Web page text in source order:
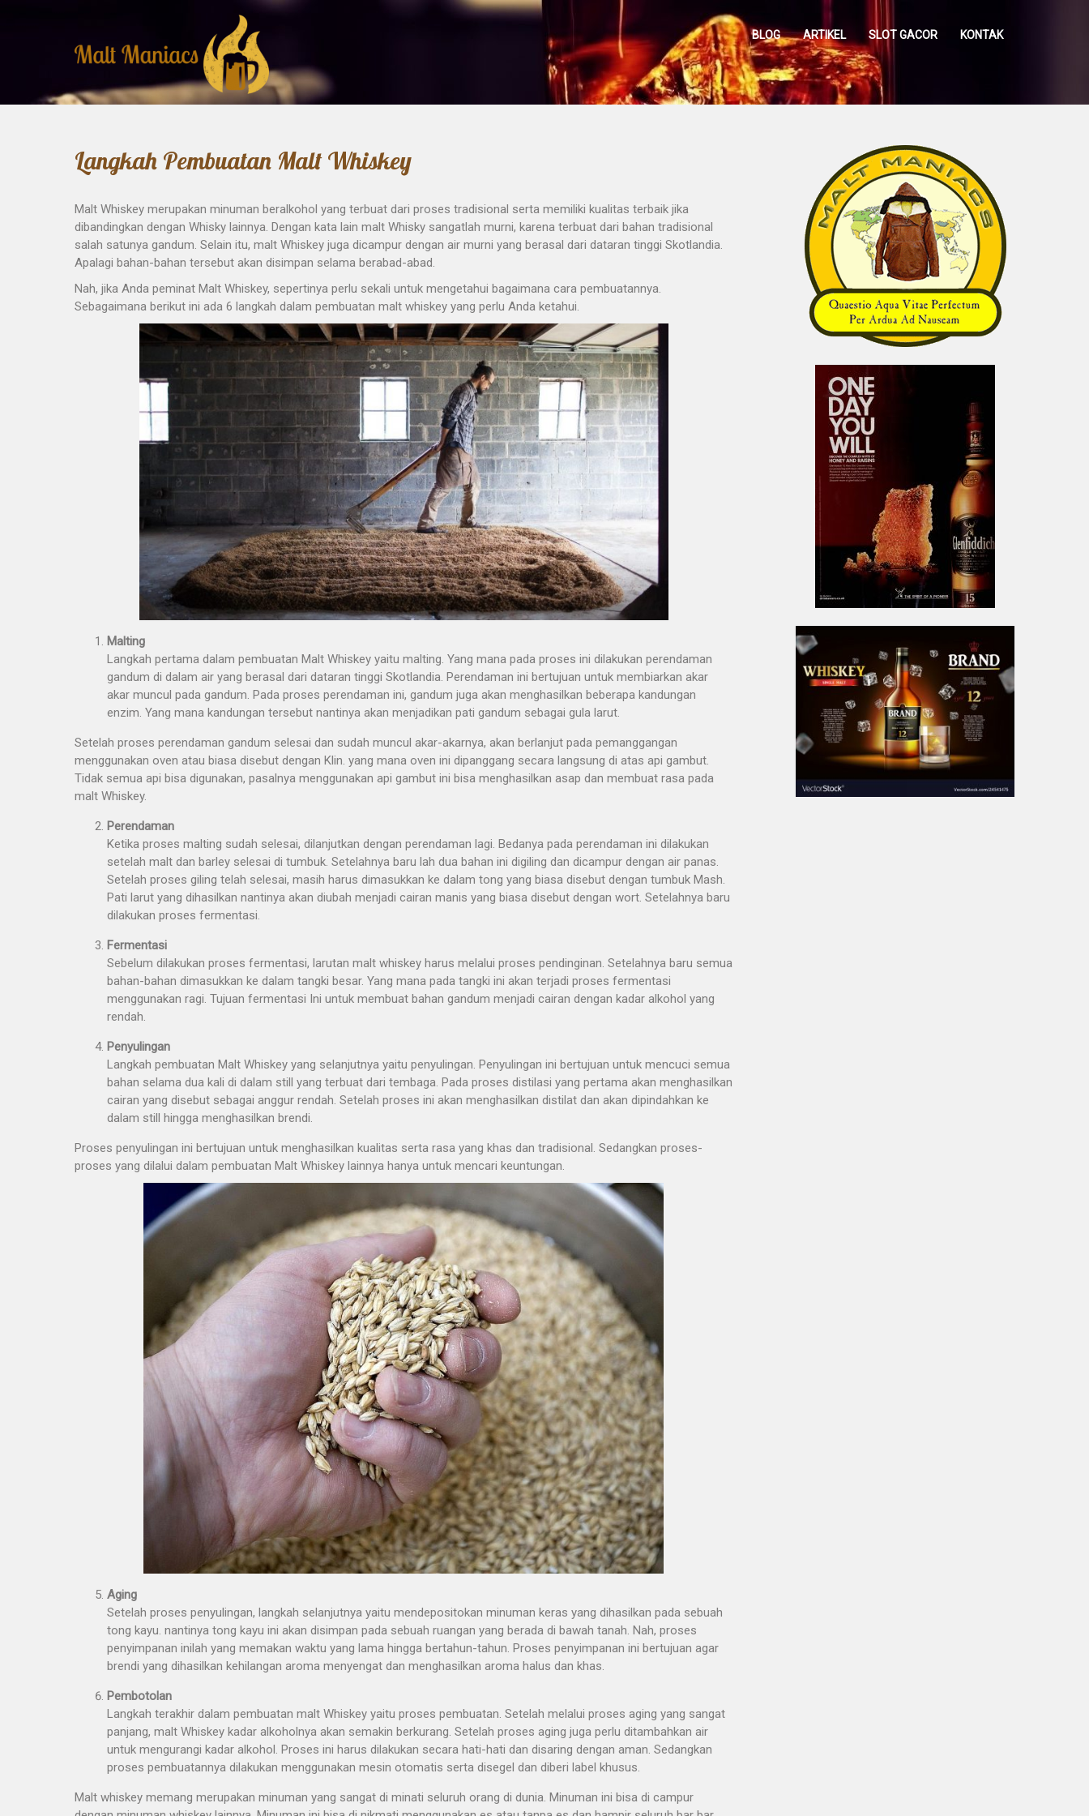
BLOG ARTIKEL SLOT GACOR KONTAK
Langkah Pembuatan Malt Whiskey
Malt Whiskey merupakan minuman beralkohol yang terbuat dari proses tradisional serta memiliki kualitas terbaik jika
dibandingkan dengan Whisky lainnya. Dengan kata lain malt Whisky sangatlah murni, karena terbuat dari bahan tradisional
salah satunya gandum. Selain itu, malt Whiskey juga dicampur dengan air murni yang berasal dari dataran tinggi Skotlandia.
Apalagi bahan-bahan tersebut akan disimpan selama berabad-abad.
Nah, jika Anda peminat Malt Whiskey, sepertinya perlu sekali untuk mengetahui bagaimana cara pembuatannya.
Sebagaimana berikut ini ada 6 langkah dalam pembuatan malt whiskey yang perlu Anda ketahui.
Malting
Langkah pertama dalam pembuatan Malt Whiskey yaitu malting. Yang mana pada proses ini dilakukan perendaman
gandum di dalam air yang berasal dari dataran tinggi Skotlandia. Perendaman ini bertujuan untuk membiarkan akar
akar muncul pada gandum. Pada proses perendaman ini, gandum juga akan menghasilkan beberapa kandungan
enzim. Yang mana kandungan tersebut nantinya akan menjadikan pati gandum sebagai gula larut.
Setelah proses perendaman gandum selesai dan sudah muncul akar-akarnya, akan berlanjut pada pemanggangan
menggunakan oven atau biasa disebut dengan Klin. yang mana oven ini dipanggang secara langsung di atas api gambut.
Tidak semua api bisa digunakan, pasalnya menggunakan api gambut ini bisa menghasilkan asap dan membuat rasa pada
malt Whiskey.
Perendaman
Ketika proses malting sudah selesai, dilanjutkan dengan perendaman lagi. Bedanya pada perendaman ini dilakukan
setelah malt dan barley selesai di tumbuk. Setelahnya baru lah dua bahan ini digiling dan dicampur dengan air panas.
Setelah proses giling telah selesai, masih harus dimasukkan ke dalam tong yang biasa disebut dengan tumbuk Mash.
Pati larut yang dihasilkan nantinya akan diubah menjadi cairan manis yang biasa disebut dengan wort. Setelahnya baru
dilakukan proses fermentasi.
Fermentasi
Sebelum dilakukan proses fermentasi, larutan malt whiskey harus melalui proses pendinginan. Setelahnya baru semua
bahan-bahan dimasukkan ke dalam tangki besar. Yang mana pada tangki ini akan terjadi proses fermentasi
menggunakan ragi. Tujuan fermentasi Ini untuk membuat bahan gandum menjadi cairan dengan kadar alkohol yang
rendah.
Penyulingan
Langkah pembuatan Malt Whiskey yang selanjutnya yaitu penyulingan. Penyulingan ini bertujuan untuk mencuci semua
bahan selama dua kali di dalam still yang terbuat dari tembaga. Pada proses distilasi yang pertama akan menghasilkan
cairan yang disebut sebagai anggur rendah. Setelah proses ini akan menghasilkan distilat dan akan dipindahkan ke
dalam still hingga menghasilkan brendi.
Proses penyulingan ini bertujuan untuk menghasilkan kualitas serta rasa yang khas dan tradisional. Sedangkan proses-
proses yang dilalui dalam pembuatan Malt Whiskey lainnya hanya untuk mencari keuntungan.
Aging
Setelah proses penyulingan, langkah selanjutnya yaitu mendepositokan minuman keras yang dihasilkan pada sebuah
tong kayu. nantinya tong kayu ini akan disimpan pada sebuah ruangan yang berada di bawah tanah. Nah, proses
penyimpanan inilah yang memakan waktu yang lama hingga bertahun-tahun. Proses penyimpanan ini bertujuan agar
brendi yang dihasilkan kehilangan aroma menyengat dan menghasilkan aroma halus dan khas.
Pembotolan
Langkah terakhir dalam pembuatan malt Whiskey yaitu proses pembuatan. Setelah melalui proses aging yang sangat
panjang, malt Whiskey kadar alkoholnya akan semakin berkurang. Setelah proses aging juga perlu ditambahkan air
untuk mengurangi kadar alkohol. Proses ini harus dilakukan secara hati-hati dan disaring dengan aman. Sedangkan
proses pembuatannya dilakukan menggunakan mesin otomatis serta disegel dan diberi label khusus.
Malt whiskey memang merupakan minuman yang sangat di minati seluruh orang di dunia. Minuman ini bisa di campur